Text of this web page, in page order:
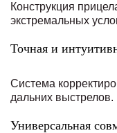
Конструкция
экстремальных
Точная и
Система
дальних выстрелов.
Универсальная